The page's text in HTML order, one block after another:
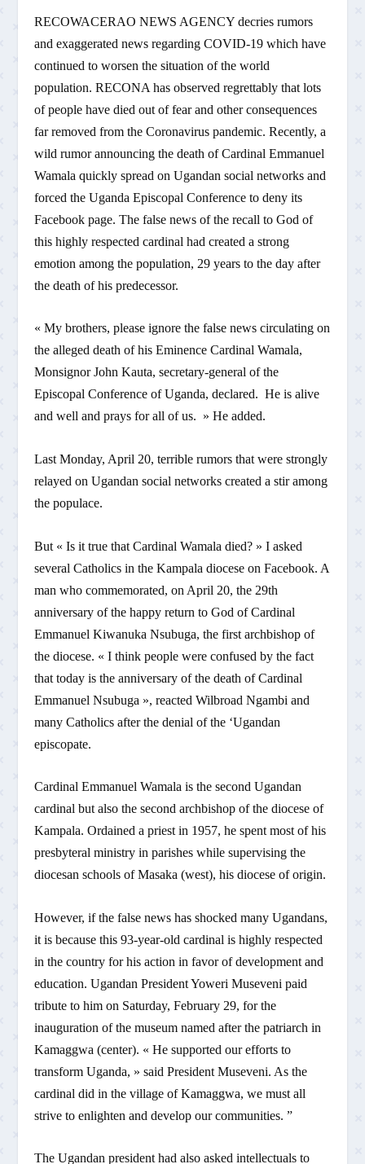
RECOWACERAO NEWS AGENCY decries rumors
and exaggerated news regarding COVID-19 which have
continued to worsen the situation of the world
population. RECONA has observed regrettably that lots
of people have died out of fear and other consequences
far removed from the Coronavirus pandemic. Recently, a
wild rumor announcing the death of Cardinal Emmanuel
Wamala quickly spread on Ugandan social networks and
forced the Uganda Episcopal Conference to deny its
Facebook page. The false news of the recall to God of
this highly respected cardinal had created a strong
emotion among the population, 29 years to the day after
the death of his predecessor.
« My brothers, please ignore the false news circulating on
the alleged death of his Eminence Cardinal Wamala,
Monsignor John Kauta, secretary-general of the
Episcopal Conference of Uganda, declared. He is alive
and well and prays for all of us. » He added.
Last Monday, April 20, terrible rumors that were strongly
relayed on Ugandan social networks created a stir among
the populace.
But « Is it true that Cardinal Wamala died? » I asked
several Catholics in the Kampala diocese on Facebook. A
man who commemorated, on April 20, the 29th
anniversary of the happy return to God of Cardinal
Emmanuel Kiwanuka Nsubuga, the first archbishop of
the diocese. « I think people were confused by the fact
that today is the anniversary of the death of Cardinal
Emmanuel Nsubuga », reacted Wilbroad Ngambi and
many Catholics after the denial of the ‘Ugandan
episcopate.
Cardinal Emmanuel Wamala is the second Ugandan
cardinal but also the second archbishop of the diocese of
Kampala. Ordained a priest in 1957, he spent most of his
presbyteral ministry in parishes while supervising the
diocesan schools of Masaka (west), his diocese of origin.
However, if the false news has shocked many Ugandans,
it is because this 93-year-old cardinal is highly respected
in the country for his action in favor of development and
education. Ugandan President Yoweri Museveni paid
tribute to him on Saturday, February 29, for the
inauguration of the museum named after the patriarch in
Kamaggwa (center). « He supported our efforts to
transform Uganda, » said President Museveni. As the
cardinal did in the village of Kamaggwa, we must all
strive to enlighten and develop our communities. ”
The Ugandan president had also asked intellectuals to